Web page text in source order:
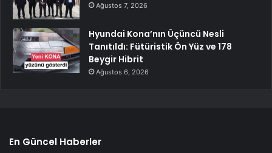
Ağustos 7, 2026
Hyundai Kona’nın Üçüncü Nesli
Tanıtıldı: Fütüristik Ön Yüz ve 178
Beygir Hibrit
Ağustos 6, 2026
En Güncel Haberler